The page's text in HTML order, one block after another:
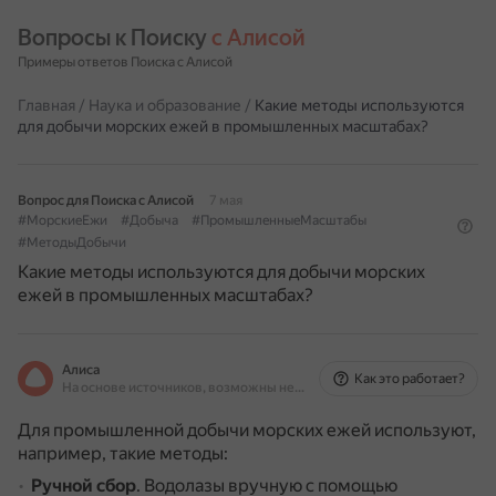
Вопросы к Поиску с Алисой
Примеры ответов Поиска с Алисой
Главная / Наука и образование / Какие методы используются
для добычи морских ежей в промышленных масштабах?
Вопрос для Поиска с Алисой
7 мая
#МорскиеЕжи
#Добыча
#ПромышленныеМасштабы
#МетодыДобычи
Какие методы используются для добычи морских
ежей в промышленных масштабах?
Алиса
На основе источников, возможны неточности
Как это работает?
Для промышленной добычи морских ежей используют,
например, такие методы:
Ручной сбор. Водолазы вручную с помощью